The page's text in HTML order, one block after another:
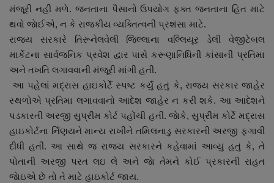
સ્થાનિક સમાચાર
સ્પોર્ટ્સ
રાશિફળ
ગુનાખોરી
બોલિવૂડ
સ્વાસ્થ્ય
મંજૂરી નહીં મળે. જનતાના પૈસાનો ઉપયોગ ફક્ત જનતાના હિત માટે
થવો જાેઈએ, ન કે રાજકીય વ્યક્તિત્વની પ્રશંસા માટે.
રાજ્ય સરકારે તિરૂનેલવેલી જિલ્લાના વલ્લિયૂર ડેલી વેજીટેબલ
માર્કેટના સાર્વજનિક પ્રવેશ દ્વાર પાસે કરૂણાનિધિની કાંસાની પ્રતિમા
અને તખતિ લગાવવાની મંજૂરી માંગી હતી.
આ પહેલાં મદ્રાસ હાઇકોર્ટે સ્પષ્ટ કર્યું હતું કે, રાજ્ય સરકાર જાહેર
સ્થળોએ પ્રતિમા લગાવવાનો આદેશ જાહેર ન કરી શકે. આ આદેશને
પડકારતી અરજી સુપ્રીમ કોર્ટ પહોંચી હતી. જાેકે, સુપ્રીમ કોર્ટે મદ્રાસ
હાઇકોર્ટના ર્નિણયને માન્ય રાખીને તમિલનાડુ સરકારની અરજી ફગાવી
દીધી હતી. આ સાથે જ રાજ્ય સરકારને કહેવામાં આવ્યું હતું કે, તે
પોતાની અરજી પરત લઇ લે અને જાે તેમને કોઈ પ્રકારની રાહત
જાેઇએ છે તો તે માટે હાઇકોર્ટ જાય.